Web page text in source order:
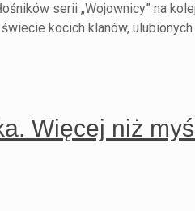
serii „Wojownicy” na
kocich klanów,
Więcej niż